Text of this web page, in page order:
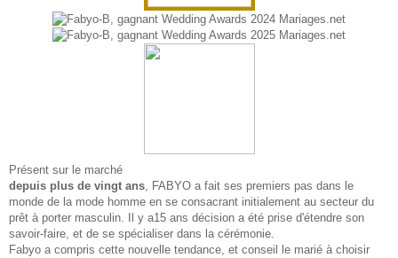
Présent sur le marché
depuis plus de vingt ans, FABYO a fait ses premiers pas dans le
monde de la mode homme en se consacrant initialement au secteur du
prêt à porter masculin. Il y a15 ans décision a été prise d'étendre son
savoir-faire, et de se spécialiser dans la cérémonie.
Fabyo a compris cette nouvelle tendance, et conseil le marié à choisir